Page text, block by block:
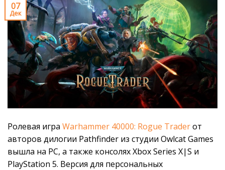
07
Дек
Ролевая игра Warhammer 40000: Rogue Traderот
авторов дилогии Pathfinder из студии Owlcat Games
вышла на PC, а также консолях Xbox Series X|S и
PlayStation 5. Версия для персональных